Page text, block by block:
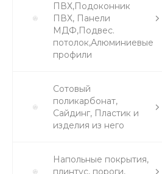
ПВХ,Подоконник
ПВХ, Панели
МДФ,Подвес.
потолок,Алюминиевые
профили
Сотовый
поликарбонат,
Сайдинг, Пластик и
изделия из него
Напольные покрытия,
плинтус, пороги,